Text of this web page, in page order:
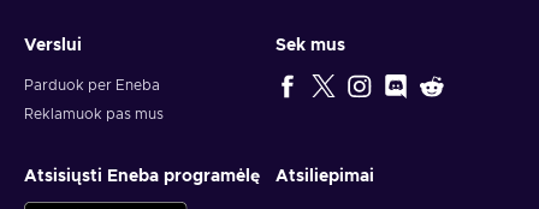
Verslui
Parduok per Eneba
Reklamuok pas mus
Sek mus
Atsisiųsti Eneba programėlę Atsiliepimai